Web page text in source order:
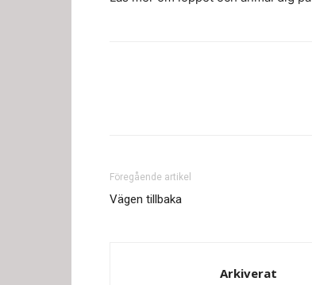
Föregående artikel
Vägen tillbaka
Arkiverat